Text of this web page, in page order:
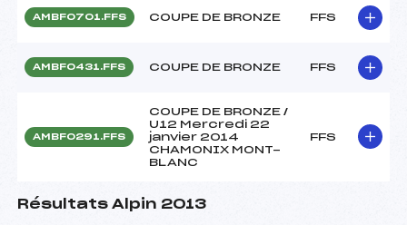
AMBF0701.FFS COUPE DE BRONZE FFS
AMBF0431.FFS COUPE DE BRONZE FFS
AMBF0291.FFS
COUPE DE BRONZE /
U12 Mercredi 22
janvier 2014
CHAMONIX MONT-
BLANC
FFS
Résultats Alpin 2013